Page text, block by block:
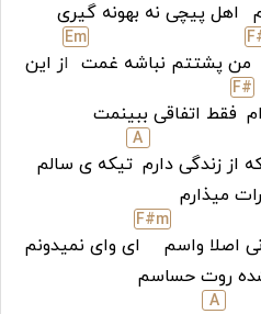
اهل پیچی نه بهونه گیری
من پشتتم نباشه غمت
Em
از این
F#
فقط اتفاقی ببینمت
زندگی دارم
A
تیکه ی سالم
میذارم
اصلا واسم
F#m
ای وای نمیدونم
روت حساسم
A